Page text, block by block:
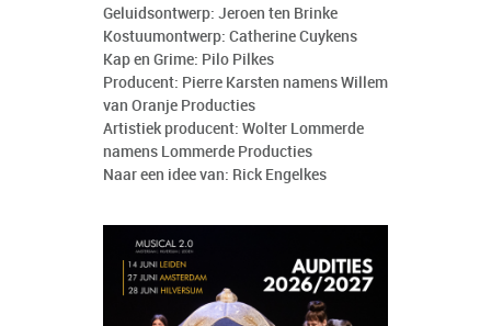
Geluidsontwerp: Jeroen ten Brinke
Kostuumontwerp: Catherine Cuykens
Kap en Grime: Pilo Pilkes
Producent: Pierre Karsten namens Willem
van Oranje Producties
Artistiek producent: Wolter Lommerde
namens Lommerde Producties
Naar een idee van: Rick Engelkes